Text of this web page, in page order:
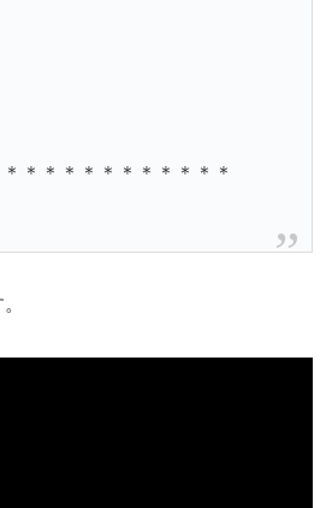
＊＊＊＊＊＊＊＊＊＊＊